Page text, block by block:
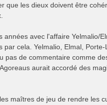
que les dieux doivent être
avec l'affaire Yelmalio/
cela. Yelmalio, Elmal,
pas de commentaire comme
aurait accordé des
maîtres de jeu de rendre les